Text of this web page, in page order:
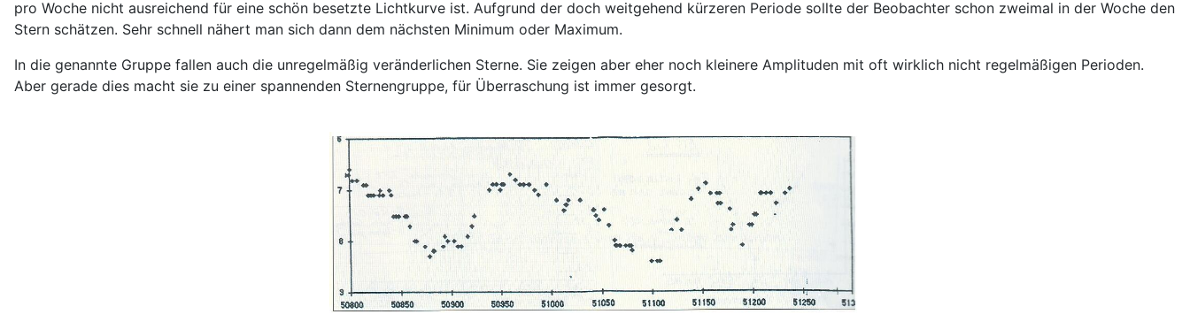
pro Woche nicht ausreichend für eine schön besetzte Lichtkurve ist. Aufgrund der doch weitgehend kürzeren Periode sollte der Beobachter schon zweimal in der Woche den
Stern schätzen. Sehr schnell nähert man sich dann dem nächsten Minimum oder Maximum.
In die genannte Gruppe fallen auch die unregelmäßig veränderlichen Sterne. Sie zeigen aber eher noch kleinere Amplituden mit oft wirklich nicht regelmäßigen Perioden.
Aber gerade dies macht sie zu einer spannenden Sternengruppe, für Überraschung ist immer gesorgt.